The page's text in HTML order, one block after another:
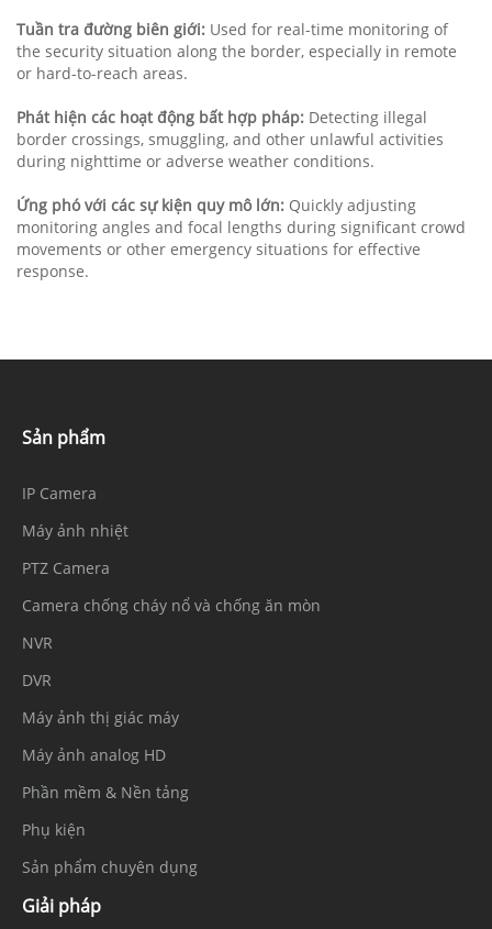
Tuần tra đường biên giới: Used for real-time monitoring of
the security situation along the border, especially in remote
or hard-to-reach areas.
Phát hiện các hoạt động bất hợp pháp: Detecting illegal
border crossings, smuggling, and other unlawful activities
during nighttime or adverse weather conditions.
Ứng phó với các sự kiện quy mô lớn: Quickly adjusting
monitoring angles and focal lengths during significant crowd
movements or other emergency situations for effective
response.
Sản phẩm
IP Camera
Máy ảnh nhiệt
PTZ Camera
Camera chống cháy nổ và chống ăn mòn
NVR
DVR
Máy ảnh thị giác máy
Máy ảnh analog HD
Phần mềm & Nền tảng
Phụ kiện
Sản phẩm chuyên dụng
Giải pháp